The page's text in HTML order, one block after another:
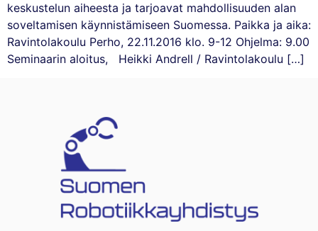
keskustelun aiheesta ja tarjoavat mahdollisuuden alan
soveltamisen käynnistämiseen Suomessa. Paikka ja aika:
Ravintolakoulu Perho, 22.11.2016 klo. 9-12 Ohjelma: 9.00
Seminaarin aloitus, Heikki Andrell / Ravintolakoulu […]